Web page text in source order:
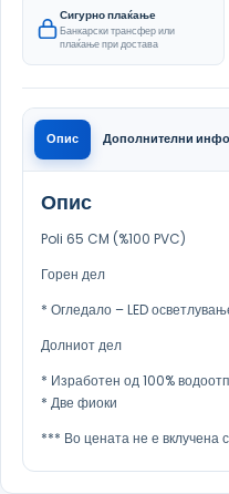
Сигурно плаќање
Банкарски трансфер или
плаќање при достава
Опис Дополнителни
Опис
Poli 65 CM (%100 PVC)
Горен дел
* Огледало – LED
Долниот дел
* Изработен од 100%
* Две фиоки
*** Во цената не е вклучена